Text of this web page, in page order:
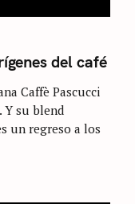
del café
Caffè Pascucci
Y su blend
un regreso a los